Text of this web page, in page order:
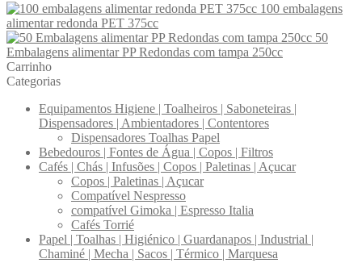
100 embalagens
alimentar redonda PET 375cc
50
Embalagens alimentar PP Redondas com tampa 250cc
Carrinho
Categorias
Equipamentos Higiene | Toalheiros | Saboneteiras |
Dispensadores | Ambientadores | Contentores
Dispensadores Toalhas Papel
Bebedouros | Fontes de Água | Copos | Filtros
Cafés | Chás | Infusões | Copos | Paletinas | Açucar
Copos | Paletinas | Açucar
Compatível Nespresso
compatível Gimoka | Espresso Italia
Cafés Torrié
Papel | Toalhas | Higiénico | Guardanapos | Industrial |
Chaminé | Mecha | Sacos | Térmico | Marquesa